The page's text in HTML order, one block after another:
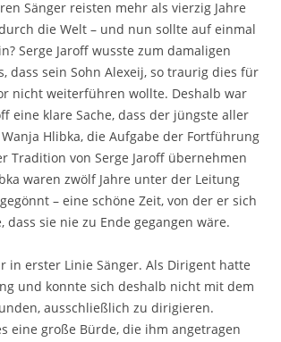
Sänger reisten mehr als vierzig Jahre
die Welt – und nun sollte auf einmal
Serge Jaroff wusste zum damaligen
dass sein Sohn Alexeij, so traurig dies für
nicht weiterführen wollte. Deshalb war
eine klare Sache, dass der jüngste aller
Hlibka, die Aufgabe der Fortführung
Tradition von Serge Jaroff übernehmen
waren zwölf Jahre unter der Leitung
– eine schöne Zeit, von der er sich
dass sie nie zu Ende gegangen wäre.
in erster Linie Sänger. Als Dirigent hatte
und konnte sich deshalb nicht mit dem
ausschließlich zu dirigieren.
eine große Bürde, die ihm angetragen